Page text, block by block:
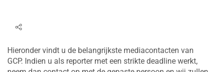
​​Hieronder vindt u de belangrijkste mediacontacten van
GCP. Indien u als reporter met een strikte deadline werkt,